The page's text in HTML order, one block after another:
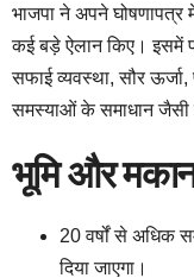
भाजपा ने अपने
कई बड़े ऐलान किए। इसमें
सफाई व्यवस्था, सौर
समस्याओं के समाधान जैसी
भूमि और
20 वर्षों से अधिक
दिया जाएगा।